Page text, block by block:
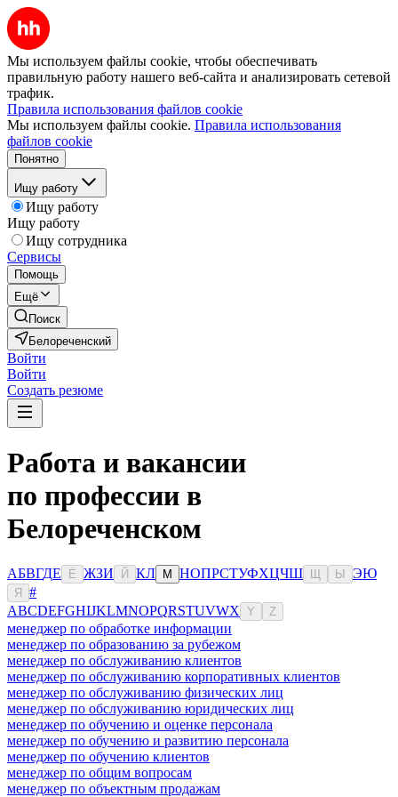
Мы используем файлы cookie, чтобы обеспечивать
правильную работу нашего веб-сайта и анализировать сетевой
трафик.
Правила использования файлов cookie
Мы используем файлы cookie. Правила использования
файлов cookie
Понятно
Ищу работу
Ищу работу
Ищу работу
Ищу сотрудника
Сервисы
Помощь
Ещё
Поиск
Белореченский
Войти
Войти
Создать резюме
Работа и вакансии
по профессии в
Белореченском
АБВГДЕ Ё ЖЗИ Й КЛ М НОПРСТУФХЦЧШ Ы ЭЮ
Я
#
ABCDEFGHIJKLMNOPQRSTUVWX Y Z
менеджер по обработке информации
менеджер по образованию за рубежом
менеджер по обслуживанию клиентов
менеджер по обслуживанию корпоративных клиентов
менеджер по обслуживанию физических лиц
менеджер по обслуживанию юридических лиц
менеджер по обучению и оценке персонала
менеджер по обучению и развитию персонала
менеджер по обучению клиентов
менеджер по общим вопросам
менеджер по объектным продажам